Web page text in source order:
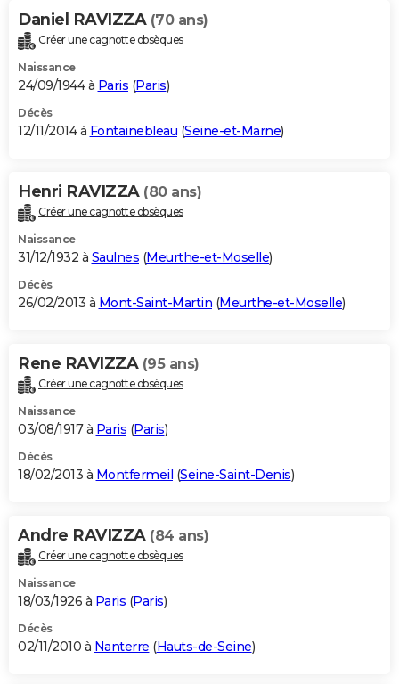
Daniel RAVIZZA (70 ans)
Créer une cagnotte obsèques
Naissance
24/09/1944 à Paris (Paris)
Décès
12/11/2014 à Fontainebleau (Seine-et-Marne)
Henri RAVIZZA (80 ans)
Créer une cagnotte obsèques
Naissance
31/12/1932 à Saulnes (Meurthe-et-Moselle)
Décès
26/02/2013 à Mont-Saint-Martin (Meurthe-et-Moselle)
Rene RAVIZZA (95 ans)
Créer une cagnotte obsèques
Naissance
03/08/1917 à Paris (Paris)
Décès
18/02/2013 à Montfermeil (Seine-Saint-Denis)
Andre RAVIZZA (84 ans)
Créer une cagnotte obsèques
Naissance
18/03/1926 à Paris (Paris)
Décès
02/11/2010 à Nanterre (Hauts-de-Seine)